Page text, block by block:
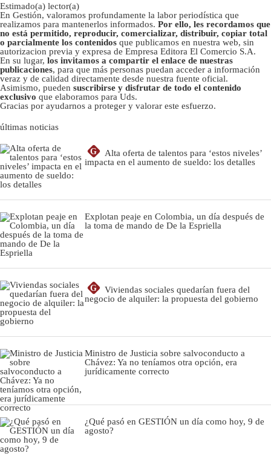
Estimado(a) lector(a)
En Gestión, valoramos profundamente la labor periodística que
realizamos para mantenerlos informados. Por ello, les recordamos que
no está permitido, reproducir, comercializar, distribuir, copiar total
o parcialmente los contenidos que publicamos en nuestra web, sin
autorizacion previa y expresa de Empresa Editora El Comercio S.A.
En su lugar, los invitamos a compartir el enlace de nuestras
publicaciones, para que más personas puedan acceder a información
veraz y de calidad directamente desde nuestra fuente oficial.
Asimismo, pueden suscribirse y disfrutar de todo el contenido
exclusivo que elaboramos para Uds.
Gracias por ayudarnos a proteger y valorar este esfuerzo.
últimas noticias
G
Alta oferta de talentos para ‘estos niveles’
impacta en el aumento de sueldo: los detalles
Explotan peaje en Colombia, un día después de
la toma de mando de De la Espriella
G
Viviendas sociales quedarían fuera del
negocio de alquiler: la propuesta del gobierno
Ministro de Justicia sobre salvoconducto a
Chávez: Ya no teníamos otra opción, era
jurídicamente correcto
¿Qué pasó en GESTIÓN un día como hoy, 9 de
agosto?